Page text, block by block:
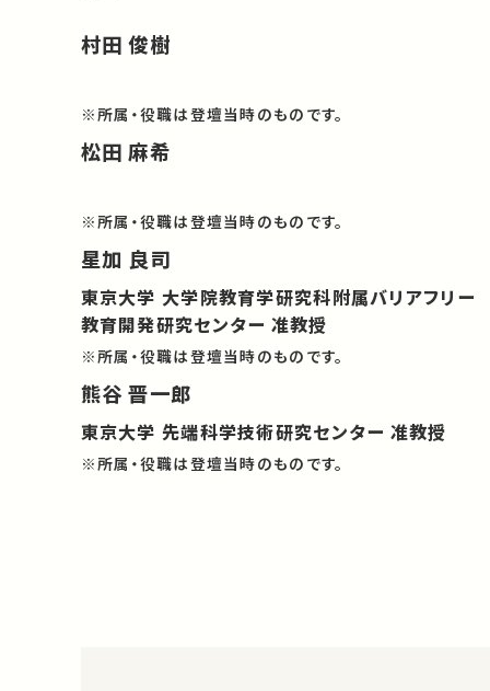
村田 俊樹
※所属・役職は登壇当時のものです。
松田 麻希
※所属・役職は登壇当時のものです。
星加 良司
東京大学 大学院教育学研究科附属バリアフリー
教育開発研究センター 准教授
※所属・役職は登壇当時のものです。
熊谷 晋一郎
東京大学 先端科学技術研究センター 准教授
※所属・役職は登壇当時のものです。